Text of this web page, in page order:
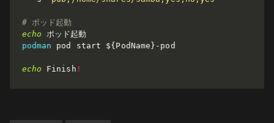
# ポッド起動
echo
podman pod start ${PodName} -pod
echo Finish !